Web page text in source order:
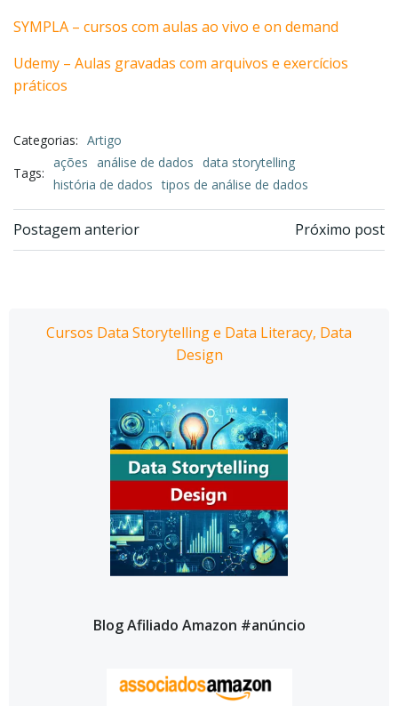
SYMPLA – cursos com aulas ao vivo e on demand
Udemy – Aulas gravadas com arquivos e exercícios
práticos
Categorias: Artigo
Tags:
ações análise de dados
data storytelling
história de dados tipos de análise de dados
Navegação
Postagem anterior
Navegação
Próximo post
Cursos Data Storytelling e Data Literacy, Data
Design
Blog Afiliado Amazon #anúncio